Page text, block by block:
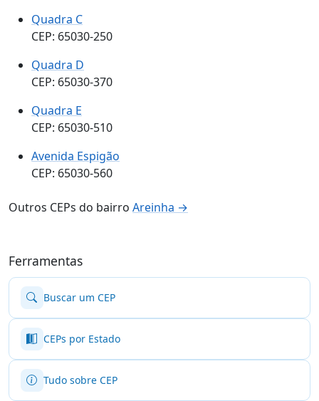
Quadra C
CEP: 65030-250
Quadra D
CEP: 65030-370
Quadra E
CEP: 65030-510
Avenida Espigão
CEP: 65030-560
Outros CEPs do bairro Areinha →
Ferramentas
Buscar um CEP
CEPs por Estado
Tudo sobre CEP